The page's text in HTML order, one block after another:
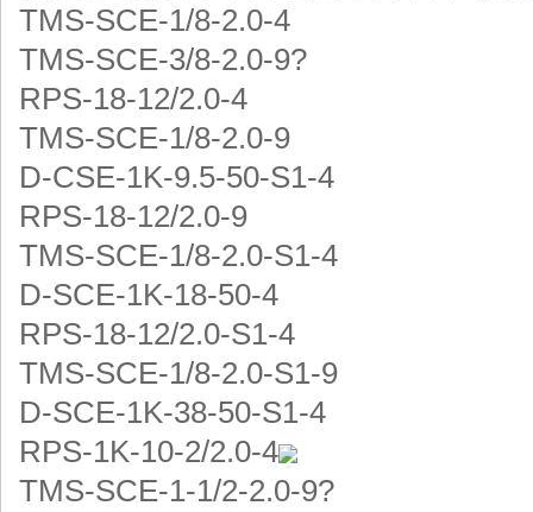
TMS-SCE-1/8-2.0-4
TMS-SCE-3/8-2.0-9?
RPS-18-12/2.0-4
TMS-SCE-1/8-2.0-9
D-CSE-1K-9.5-50-S1-4
RPS-18-12/2.0-9
TMS-SCE-1/8-2.0-S1-4
D-SCE-1K-18-50-4
RPS-18-12/2.0-S1-4
TMS-SCE-1/8-2.0-S1-9
D-SCE-1K-38-50-S1-4
RPS-1K-10-2/2.0-4
TMS-SCE-1-1/2-2.0-9?